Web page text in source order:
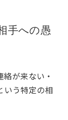
手への愚
が来ない・
いう特定の相